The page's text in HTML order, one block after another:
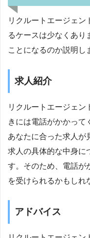
リクルートエージェン
るケースは少なくあり
ことになるのか説明し
求人紹介
リクルートエージェン
きには電話がかかって
あなたに合った求人が
求人の具体的な中身に
す。そのため、電話が
を受けられるかもしれ
アドバイス